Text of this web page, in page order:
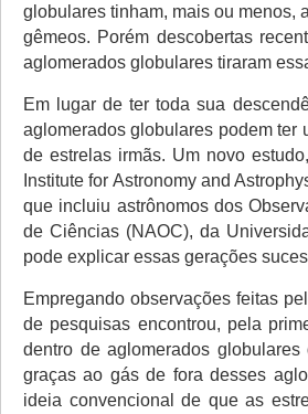
globulares tinham, mais ou menos,
gêmeos. Porém descobertas
aglomerados globulares tiraram
Em lugar de ter toda sua
aglomerados globulares podem ter
de estrelas irmãs. Um novo
Institute for Astronomy and
que incluiu astrônomos dos
de Ciências (NAOC), da
pode explicar essas gerações
Empregando observações feitas
de pesquisas encontrou, pela
dentro de aglomerados
graças ao gás de fora desses
ideia convencional de que as